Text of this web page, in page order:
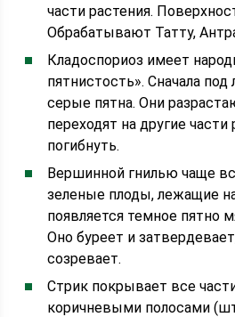
части растения.
Обрабатывают Татту,
Кладоспориоз имеет
пятнистость». Сначала
серые пятна. Они
переходят на другие
погибнуть.
Вершинной гнилью чаще
зеленые плоды, лежащие
появляется темное пятно
Оно буреет и
созревает.
Стрик покрывает все
коричневыми полосами